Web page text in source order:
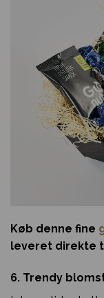
Køb denne fine
leveret direkte
6. Trendy